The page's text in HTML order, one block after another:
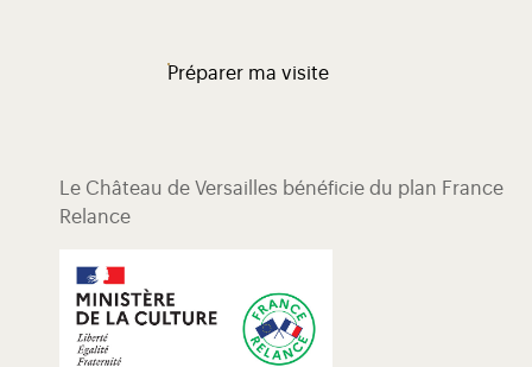
Préparer ma visite
Le Château de Versailles bénéficie du plan France
Relance